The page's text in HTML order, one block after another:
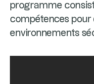
programme
compétences pour
environnements